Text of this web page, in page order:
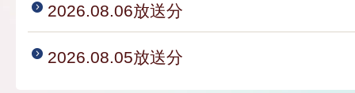
2026.08.06放送分
2026.08.05放送分